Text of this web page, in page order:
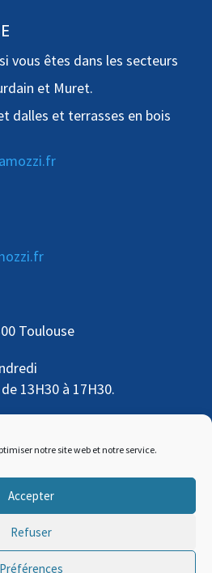
notre site web et notre service.
Accepter
Refuser
Préférences
vous êtes dans les secteurs
et Muret.
dalles et terrasses en bois
Toulouse
13H30 à 17H30.
2026 | Conception
SLCOM|Mentions légales et